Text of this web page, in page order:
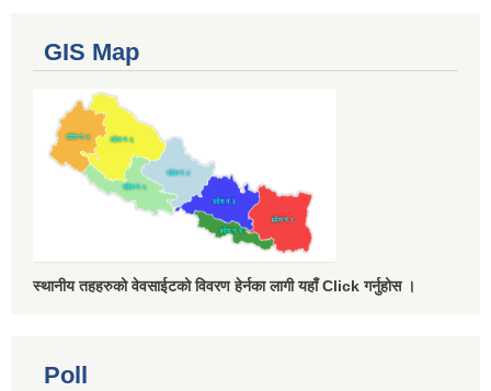
GIS Map
स्थानीय तहहरुको वेवसाईटको विवरण हेर्नका लागी यहाँ Click गर्नुहोस ।
Poll